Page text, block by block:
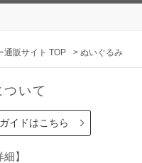
▲レディー
▲靴下・
通販サイト TOP > ぬいぐるみ
いて
イドはこちら
細】